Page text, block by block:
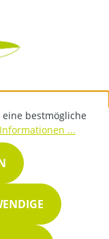
eine bestmögliche
...